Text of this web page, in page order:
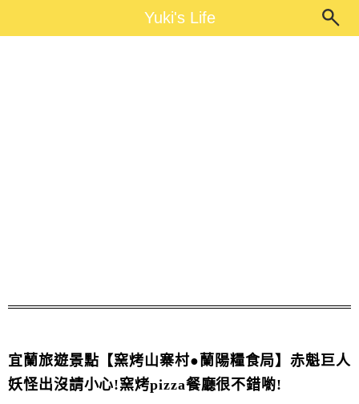
Yuki's LifeYuki's Life
宜蘭旅遊景點【窯烤山寨村●蘭陽糧食局】赤魁巨人
妖怪出沒請小心!窯烤pizza餐廳很不錯喲!